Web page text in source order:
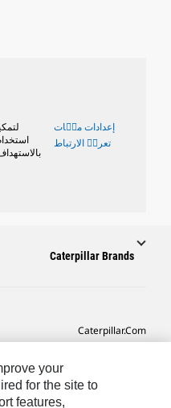
إعدادات ملٝات
تعريٝ الارتباط
Caterpillar Brands
Caterpillar.com
تفضيلات التسويق الخاصة بي
your
for the site to
features,